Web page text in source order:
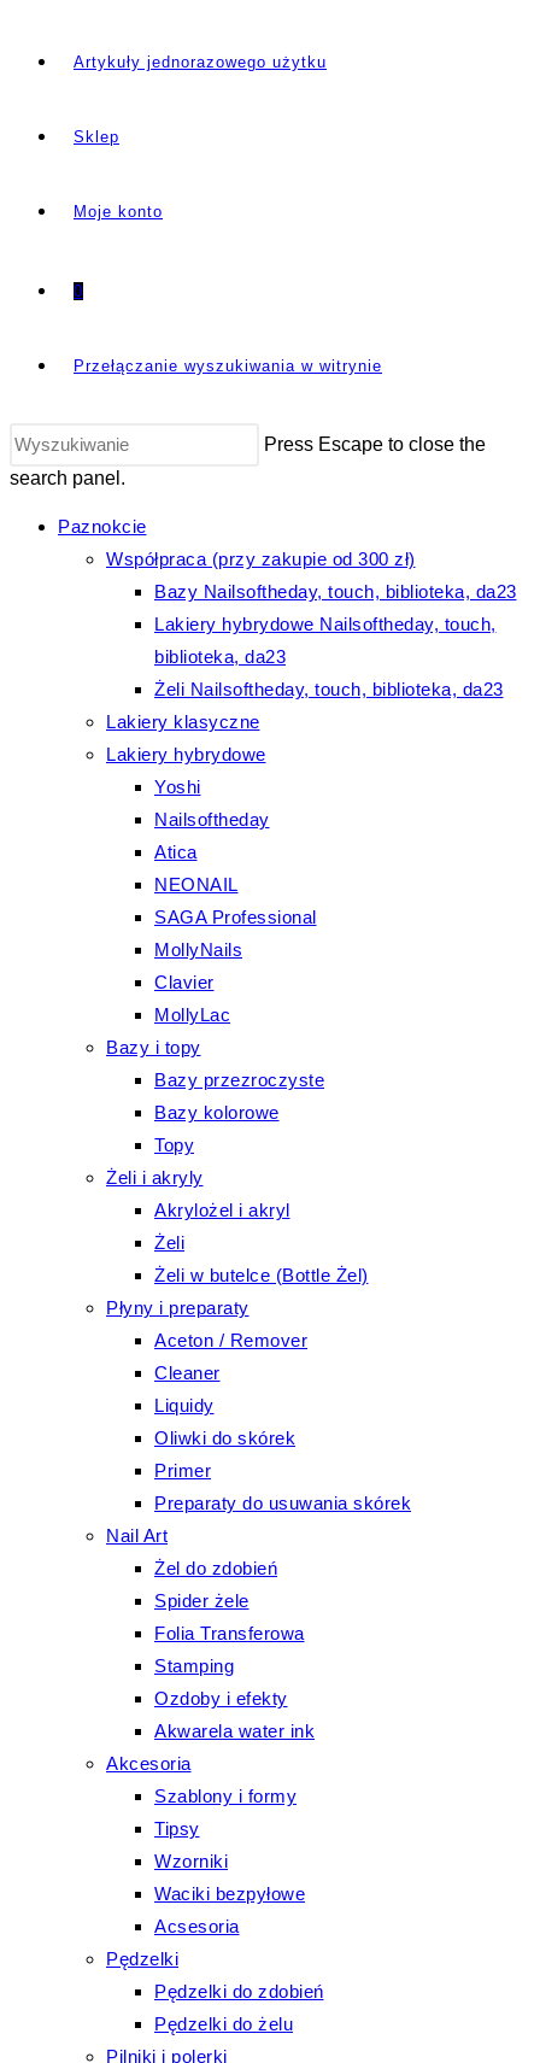
Artykuły jednorazowego użytku
Sklep
Moje konto
0
Przełączanie wyszukiwania w witrynie
Press Escape to close the
search panel.
Paznokcie
Współpraca (przy zakupie od 300 zł)
Bazy Nailsoftheday, touch, biblioteka, da23
Lakiery hybrydowe Nailsoftheday, touch,
biblioteka, da23
Żeli Nailsoftheday, touch, biblioteka, da23
Lakiery klasyczne
Lakiery hybrydowe
Yoshi
Nailsoftheday
Atica
NEONAIL
SAGA Professional
MollyNails
Clavier
MollyLac
Bazy i topy
Bazy przezroczyste
Bazy kolorowe
Topy
Żeli i akryly
Akrylożel i akryl
Żeli
Żeli w butelce (Bottle Żel)
Płyny i preparaty
Aceton / Remover
Cleaner
Liquidy
Oliwki do skórek
Primer
Preparaty do usuwania skórek
Nail Art
Żel do zdobień
Spider żele
Folia Transferowa
Stamping
Ozdoby i efekty
Akwarela water ink
Akcesoria
Szablony i formy
Tipsy
Wzorniki
Waciki bezpyłowe
Acsesoria
Pędzelki
Pędzelki do zdobień
Pędzelki do żelu
Pilniki i polerki